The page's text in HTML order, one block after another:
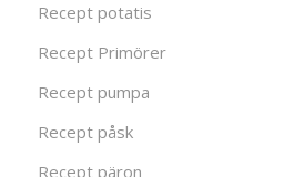
Recept potatis
Recept Primörer
Recept pumpa
Recept påsk
Recept päron